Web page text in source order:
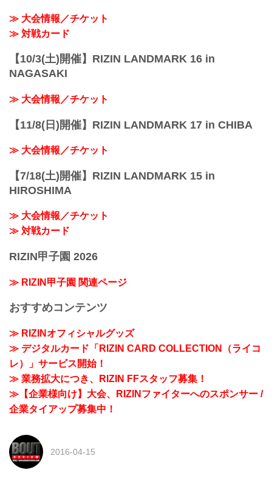
≫ 大会情報／チケット
≫ 対戦カード
【10/3(土)開催】RIZIN LANDMARK 16 in
NAGASAKI
≫ 大会情報／チケット
【11/8(日)開催】RIZIN LANDMARK 17 in CHIBA
≫ 大会情報／チケット
【7/18(土)開催】RIZIN LANDMARK 15 in
HIROSHIMA
≫ 大会情報／チケット
≫ 対戦カード
RIZIN甲子園 2026
≫ RIZIN甲子園 関連ページ
おすすめコンテンツ
≫ RIZINオフィシャルグッズ
≫ デジタルカード「RIZIN CARD COLLECTION（ライコ
レ）」サービス開始！
≫ 業務拡大につき、RIZIN FFスタッフ募集！
≫【企業様向け】大会、RIZINファイターへのスポンサー /
企業タイアップ募集中！
2016-04-15